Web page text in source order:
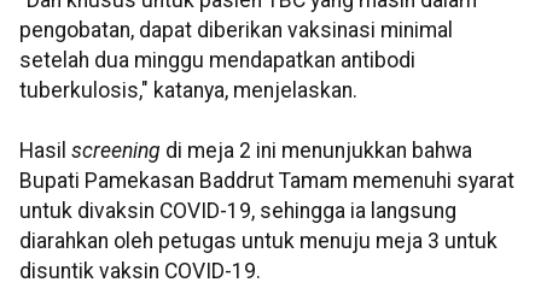
pengobatan, dapat diberikan vaksinasi minimal
setelah dua minggu mendapatkan antibodi
tuberkulosis," katanya, menjelaskan.
Hasil screening di meja 2 ini menunjukkan bahwa
Bupati Pamekasan Baddrut Tamam memenuhi syarat
untuk divaksin COVID-19, sehingga ia langsung
diarahkan oleh petugas untuk menuju meja 3 untuk
disuntik vaksin COVID-19.